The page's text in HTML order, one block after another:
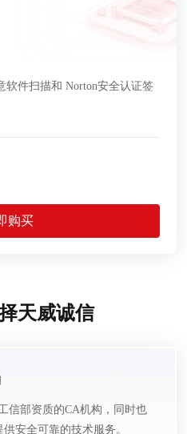
软件扫描和 Norton安全认证签
购买
天威诚信
信部资质的CA机构，同时也
安全可靠的技术服务。